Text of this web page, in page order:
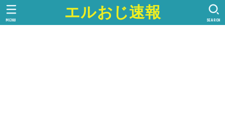
エルおじ速報 SEARCH
MENU